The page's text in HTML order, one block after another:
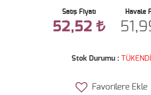
Satış Fiyatı
52,52
Havale
Stok Durumu : TÜKENDİ
Favorilere Ekle